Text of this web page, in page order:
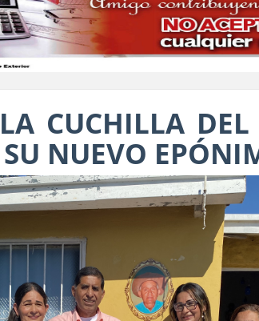
CUCHILLA
NUEVO